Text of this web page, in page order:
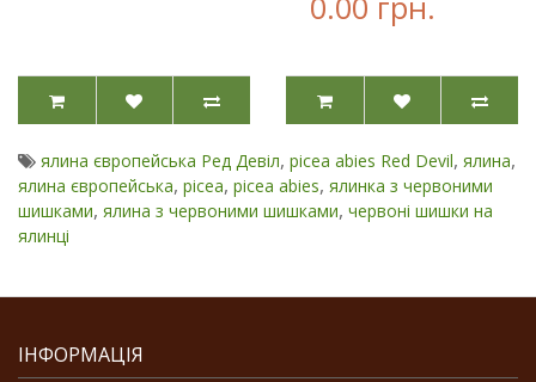
ялина європейська Ред Девіл, picea abies Red Devil, ялина,
ялина європейська, picea, picea abies, ялинка з червоними
шишками, ялина з червоними шишками, червоні шишки на
ялинці
ІНФОРМАЦІЯ